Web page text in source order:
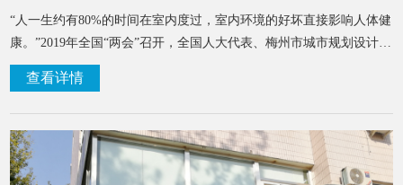
“人一生约有80%的时间在室内度过，室内环境的好坏直接影响人体健
康。”2019年全国“两会”召开，全国人大代表、梅州市城市规划设计院
院长张晓告诉《中国建设报》记者，今年他的议案之一是呼吁加强室
内装饰装修污染治理。
查看详情